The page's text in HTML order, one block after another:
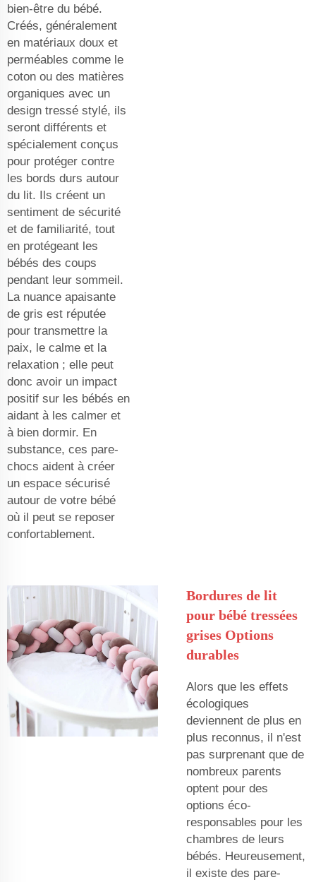
bien-être du bébé.
Créés, généralement
en matériaux doux et
perméables comme le
coton ou des matières
organiques avec un
design tressé stylé, ils
seront différents et
spécialement conçus
pour protéger contre
les bords durs autour
du lit. Ils créent un
sentiment de sécurité
et de familiarité, tout
en protégeant les
bébés des coups
pendant leur sommeil.
La nuance apaisante
de gris est réputée
pour transmettre la
paix, le calme et la
relaxation ; elle peut
donc avoir un impact
positif sur les bébés en
aidant à les calmer et
à bien dormir. En
substance, ces pare-
chocs aident à créer
un espace sécurisé
autour de votre bébé
où il peut se reposer
confortablement.
Bordures de lit
pour bébé tressées
grises Options
durables
Alors que les effets
écologiques
deviennent de plus en
plus reconnus, il n'est
pas surprenant que de
nombreux parents
optent pour des
options éco-
responsables pour les
chambres de leurs
bébés. Heureusement,
il existe des pare-